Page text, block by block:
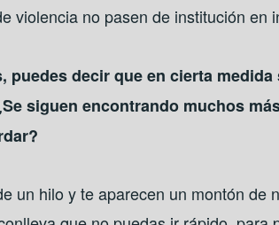
violencia no pasen de institución en
puedes decir que en cierta
siguen encontrando muchos
un hilo y te aparecen un montón de